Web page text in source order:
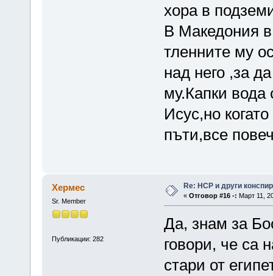
хора в
В Македония
тленните му
над него ,за
му.Капки вода
Исус,но
пъти,все
Хермес
Sr. Member
Публикации: 282
Re: НСР и други
« Отговор #16 -: Март 11,
Да, знам за
говори, че са
стари от